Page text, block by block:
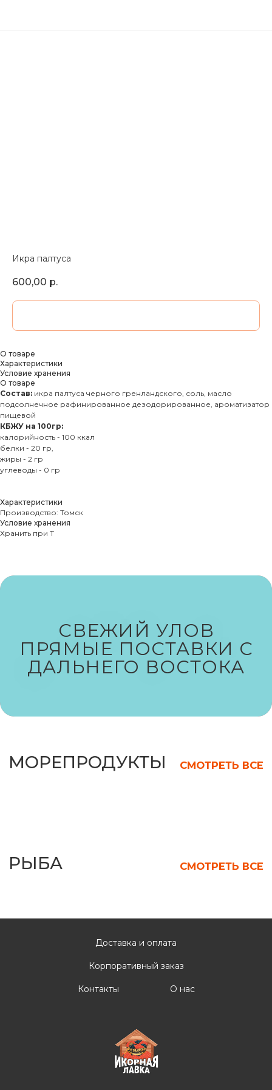
Икра палтуса
600,00 р.
О товаре
Характеристики
Условие хранения
О товаре
Состав: икра палтуса черного гренландского, соль, масло
подсолнечное рафинированное дезодорированное, ароматизатор
пищевой
КБЖУ на 100гр:
калорийность - 100 ккал
белки - 20 гр,
жиры - 2 гр
углеводы - 0 гр
Характеристики
Производство: Томск
Условие хранения
Хранить при Т
СВЕЖИЙ УЛОВ
ПРЯМЫЕ ПОСТАВКИ С
ДАЛЬНЕГО ВОСТОКА
СМОТРЕТЬ ВСЕ
Доставка и оплата
Корпоративный заказ
Контакты О нас